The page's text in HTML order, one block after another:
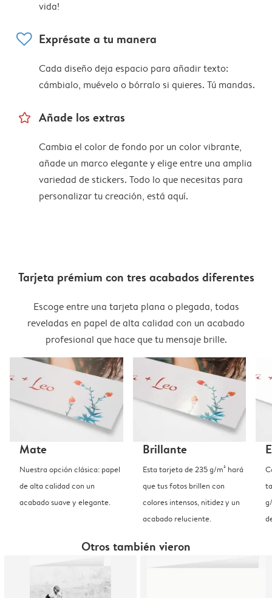
vida!
heart Exprésate a tu manera
Cada diseño deja espacio para añadir texto:
cámbialo, muévelo o bórralo si quieres. Tú mandas.
star_outline Añade los extras
Cambia el color de fondo por un color vibrante,
añade un marco elegante y elige entre una amplia
variedad de stickers. Todo lo que necesitas para
personalizar tu creación, está aquí.
Tarjeta prémium con tres acabados diferentes
Escoge entre una tarjeta plana o plegada, todas
reveladas en papel de alta calidad con un acabado
profesional que hace que tu mensaje brille.
Mate
Nuestra opción clásica: papel
de alta calidad con un
acabado suave y elegante.
Brillante
Esta tarjeta de 235 g/m² hará
que tus fotos brillen con
colores intensos, nitidez y un
acabado reluciente.
Otros también vieron